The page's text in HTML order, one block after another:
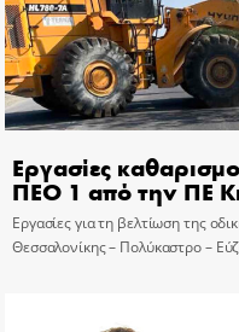
Εργασίες
ΠΕΟ 1 από την ΠΕ
Εργασίες για τη βελτίωση της
Θεσσαλονίκης – Πολύκαστρο –